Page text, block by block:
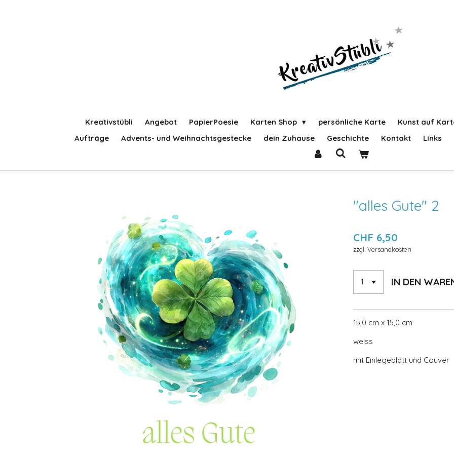
Kreativstübli Angebot PapierPoesie Karten Shop persönliche Karte Kunst auf
Aufträge
Advents- und Weihnachtsgestecke dein Zuhause Geschichte Kontakt Links
"alles Gute" 2
CHF 6,50
zzgl. Versandkosten
IN DEN
15,0 cm x 15,0 cm
weiss
mit Einlegeblatt und Couver